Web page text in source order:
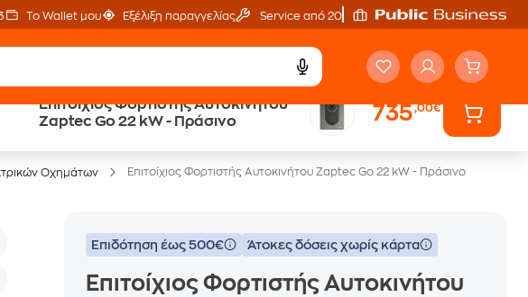
Το Wallet μου Εξέλιξη παραγγελίας Service από 20'
Επιτοίχιος Φορτιστής Αυτοκινήτου
Zaptec Go 22 kW - Πράσινο
735,00€
επιστροφή € eGift Card
Οχημάτων Επιτοίχιος Φορτιστής Αυτοκινήτου Zaptec Go 22 kW - Πράσινο
Επιδότηση έως 500€ Άτοκες δόσεις χωρίς κάρτα
Επιτοίχιος Φορτιστής Αυτοκινήτου